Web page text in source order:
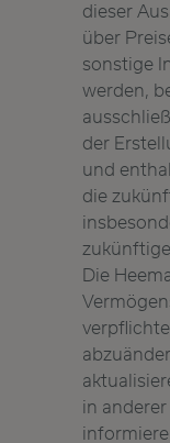
dieser
über
sonstige
werden,
der
und
die
Die
in